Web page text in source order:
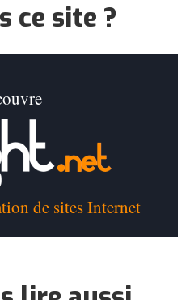
ce site ?
de sites Internet